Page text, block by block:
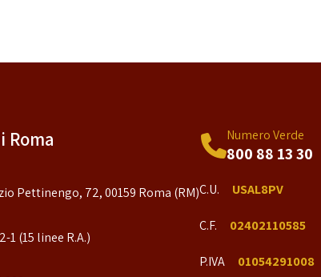
Roma
Pettinengo, 72, 00159 Roma (RM)
1 (15 linee R.A.)
Numero Verde
800 88 13 30
C.U. USAL8PV
C.F. 02402110585
P.IVA 01054291008